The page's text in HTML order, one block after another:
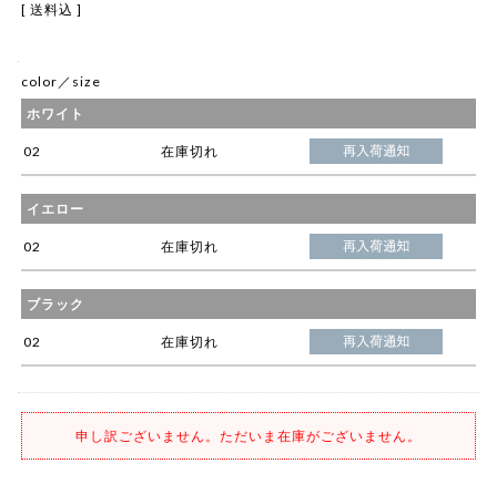
[ 送料込 ]
color／size
ホワイト
02 在庫切れ
イエロー
02 在庫切れ
ブラック
02 在庫切れ
申し訳ございません。ただいま在庫がございません。